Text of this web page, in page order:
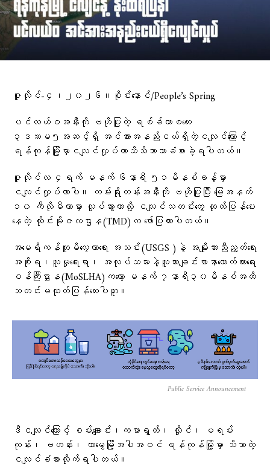
ဇူလိုင်-၄၊၂၀၂၆။စိုင်းနောင်/People’s Spring
ပင်လယ်ဝအနီးကို ဗဟိုပြုတဲ့ ရစ်ခ်တာစကေး
၃ဒဿမ၅အဆင့်ရှိ အင်အားအနည်းငယ်ရှိတဲ့ငလျင်ကြောင့်
ရန်ကုန်မြို့မှာငလျင်လှုပ်တာသိသိသာသာခံစားခဲ့ရပါတယ်။
ဇူလိုင်လ ၄ရက် မနက် ၆နာရီ ၅၁မိနစ်ခန့်မှာ
ငလျင်လှုပ်တာပါ။ ကမ်းရိုးတန်းအနီးကို ဗဟိုပြုပြီး မြေအနက်
၁၀ ကီလိုမီတာမှာ လှုပ်သွားတာလို့ ငလျင်သတင်းတွေ ထုတ်ပြန်ပေး
နေတဲ့ ထိုင်းမိုးဇလဌာန(TMD)က ဖော်ပြထားပါတယ်။
အမေရိကန်ဘူမိလေ့လာရေး အသင်း(USGS )နဲ့ အမျိုးသားညီညွတ်ရေး
အစိုးရ၊လူမှုရေးရာ၊ အလုပ်သမားနဲ့လူသားချင်းစာနာထောက်ထားရေး
ဝန်ကြီးဌာန(MoSLHA)ကတော့ မနက် ၇နာရီ၃၀မိနစ်အထိ
သတင်းမထုတ်ပြန်သေးပါဘူး။
Public Service Announcement
ဒီငလျင်ကြောင့် စမ်းချောင်း၊ကမာရွတ်၊ လှိုင်၊ မရမ်း
ကုန်း၊ ဗဟန်း၊ တာမွေမြို့အပါအဝင် ရန်ကုန်မြို့မှာ သိသာတဲ့
ငလျင်ခံစားလိုက်ရပါတယ်။